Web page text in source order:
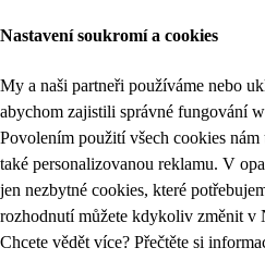
Nastavení soukromí a cookies
My a naši partneři používáme nebo
abychom zajistili správné fungování
Povolením použití všech cookies
také personalizovanou reklamu. V
jen nezbytné cookies, které
rozhodnutí můžete kdykoliv změnit v
Chcete vědět více? Přečtěte si